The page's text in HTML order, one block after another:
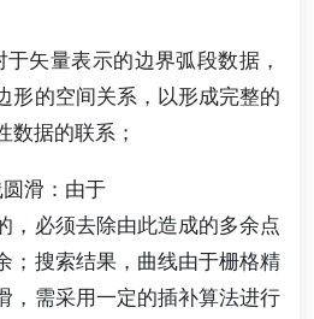
矢量表示的边界弧段数据，
形的空间关系，以形成完整的
数据的联系；
滑：由于
，必须去除由此造成的多余点
；搜索结果，曲线由于栅格精
，需采用一定的插补算法进行